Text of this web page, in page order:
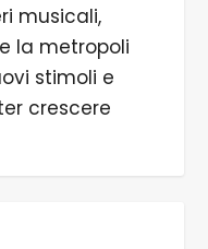
musicali,
la metropoli
stimoli e
crescere